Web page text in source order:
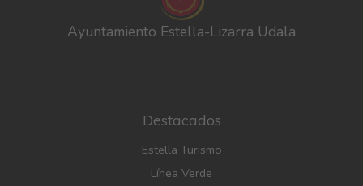
Ayuntamiento Estella-Lizarra Udala
Destacados
Estella Turismo
Línea Verde